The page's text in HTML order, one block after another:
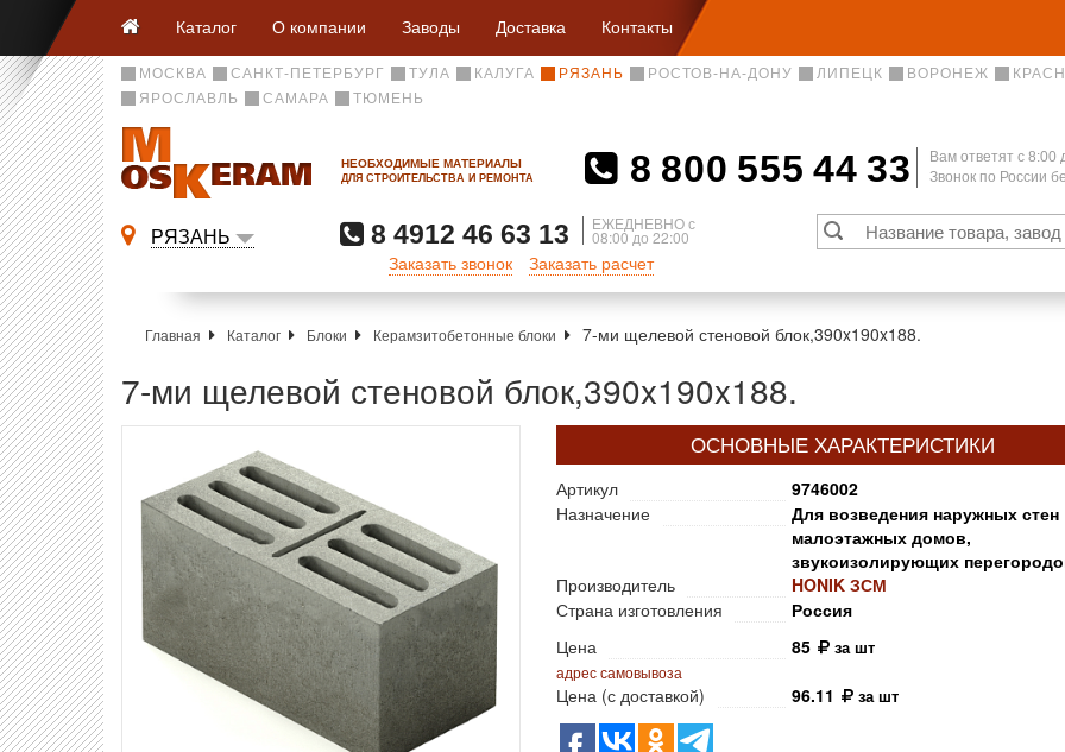
Каталог О компании Заводы Доставка Контакты
МОСКВА САНКТ-ПЕТЕРБУРГ ТУЛА КАЛУГА РЯЗАНЬ РОСТОВ-НА-ДОНУ ЛИПЕЦК ВОРОНЕЖ
ЯРОСЛАВЛЬ
САМАРА ТЮМЕНЬ
НЕОБХОДИМЫЕ МАТЕРИАЛЫ
ДЛЯ СТРОИТЕЛЬСТВА И РЕМОНТА 8 800 555 44 33
Вам ответят c 8:00
Звонок по России
РЯЗАНЬ 8 4912 46 63 13 ЕЖЕДНЕВНО с
08:00 до 22:00
Заказать звонок Заказать расчет
Главная Каталог Блоки Керамзитобетонные блоки 7-ми щелевой стеновой блок,390x190x188.
7-ми щелевой стеновой блок,390x190x188.
ОСНОВНЫЕ ХАРАКТЕРИСТИКИ
Артикул
9746002
Назначение
Для возведения наружных стен
малоэтажных домов,
звукоизолирующих
Производитель
HONIK ЗСМ
Страна изготовления
Россия
Цена
85 за шт
адрес самовывоза
Цена (с доставкой) 96.11 за шт